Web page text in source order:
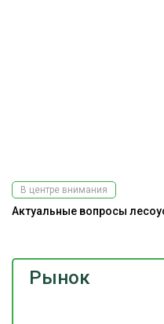
Рынок
В центре внимания
Актуальные вопросы